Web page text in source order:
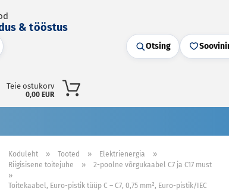
& tööstus
Otsing
Teie ostukorv
0,00 EUR
Koduleht » Tooted » Elektrienergia »
Riigisisene toitejuhe » 2-poolne võrgukaabel C7 ja C17 must
»
Toitekaabel, Euro-pistik tüüp C – C7, 0,75 mm², Euro-pistik/IEC